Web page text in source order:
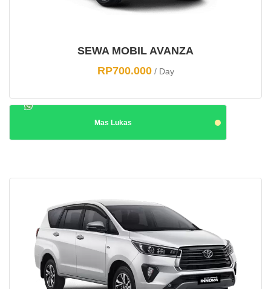
SEWA MOBIL AVANZA
RP700.000 / Day
Mas Lukas